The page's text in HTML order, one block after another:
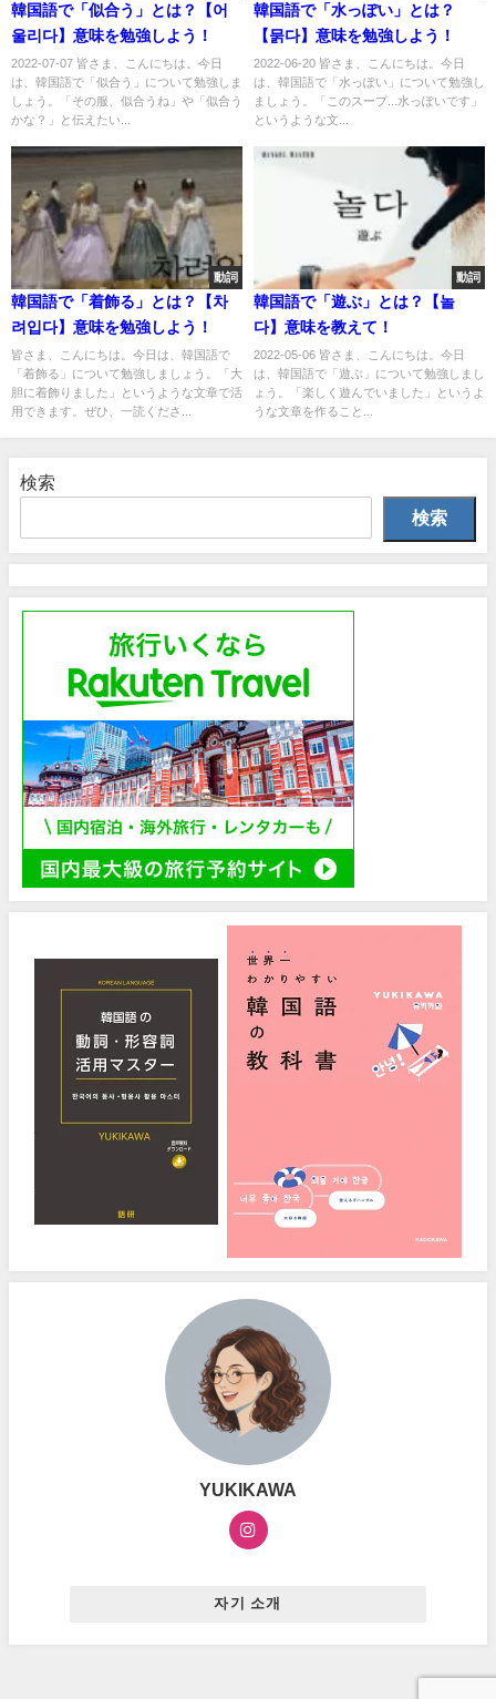
韓国語で「似合う」とは？【어
울리다】意味を勉強しよう！
2022-07-07 皆さま、こんにちは。今日
は、韓国語で「似合う」について勉強しま
しょう。「その服、似合うね」や「似合う
かな？」と伝えたい...
韓国語で「水っぽい」とは？
【묽다】意味を勉強しよう！
2022-06-20 皆さま、こんにちは。今日
は、韓国語で「水っぽい」について勉強し
ましょう。「このスープ...水っぽいです」
というような文...
動詞
韓国語で「着飾る」とは？【차
려입다】意味を勉強しよう！
皆さま、こんにちは。今日は、韓国語で
「着飾る」について勉強しましょう。「大
胆に着飾りました」というような文章で活
用できます。ぜひ、一読くださ...
動詞
韓国語で「遊ぶ」とは？【놀
다】意味を教えて！
2022-05-06 皆さま、こんにちは。今日
は、韓国語で「遊ぶ」について勉強しまし
ょう。「楽しく遊んでいました」というよ
うな文章を作ること...
検索
検索
YUKIKAWA
자기 소개